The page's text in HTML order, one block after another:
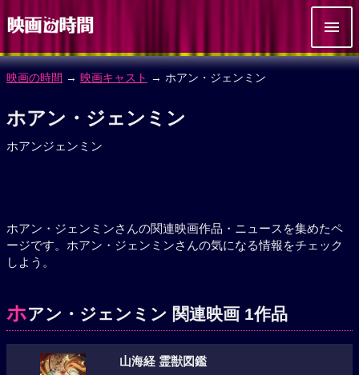
映画の時間 → 映画キャスト → ホアン・ジェンミン
ホアン・ジェンミン
ホアンジェンミン
ホアン・ジェンミンさんの関連映画作品・ニュースを集めたペ
ージです。ホアン・ジェンミンさんの気になる情報をチェック
しよう。
ホアン・ジェンミン 関連映画 1作品
山海経 霊獣図鑑